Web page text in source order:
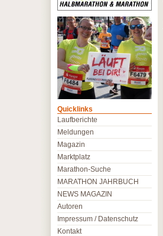
Quicklinks
Laufberichte
Meldungen
Magazin
Marktplatz
Marathon-Suche
MARATHON JAHRBUCH
NEWS MAGAZIN
Autoren
Impressum / Datenschutz
Kontakt